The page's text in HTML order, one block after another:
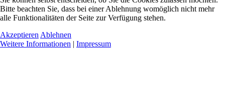
Bitte beachten Sie, dass bei einer Ablehnung womöglich nicht mehr
alle Funktionalitäten der Seite zur Verfügung stehen.
Akzeptieren Ablehnen
Weitere Informationen | Impressum